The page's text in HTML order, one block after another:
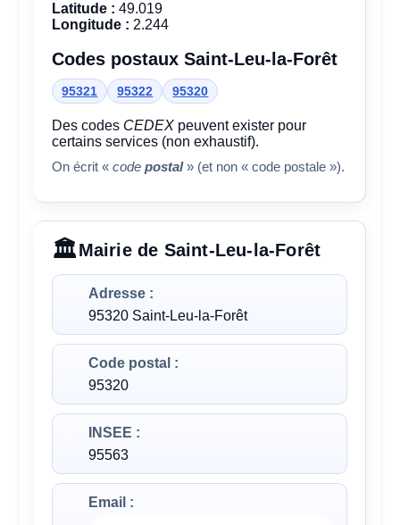
Latitude : 49.019
Longitude : 2.244
Codes postaux Saint-Leu-la-Forêt
95321 95322 95320
Des codes CEDEX peuvent exister pour
certains services (non exhaustif).
On écrit «codepostal» (et non « code postale »).
Mairie de Saint-Leu-la-Forêt
Adresse :
95320 Saint-Leu-la-Forêt
Code postal :
95320
INSEE :
95563
Email :